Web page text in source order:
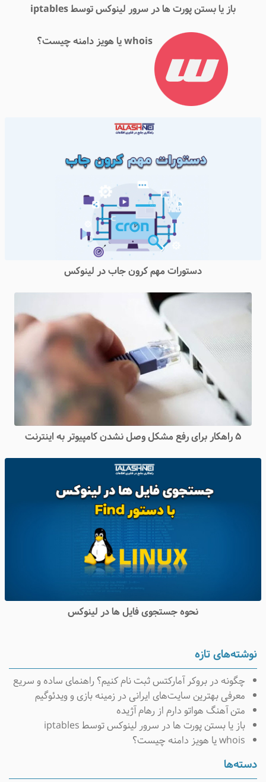
باز یا بستن پورت ها در سرور لینوکس توسط iptables
whois یا هویز دامنه چیست؟
دستورات مهم کرون جاب در لینوکس
نحوه جستجوی فایل ها در لینوکس
نوشته‌های تازه
چگونه در بروکر آمارکتس ثبت نام کنیم؟ راهنمای ساده و سریع
معرفی بهترین سایت‌های ایرانی در زمینه بازی و ویدئوگیم
متن آهنگ هواتو دارم از رهام آژیده
باز یا بستن پورت ها در سرور لینوکس توسط iptables
whois یا هویز دامنه چیست؟
دسته‌ها